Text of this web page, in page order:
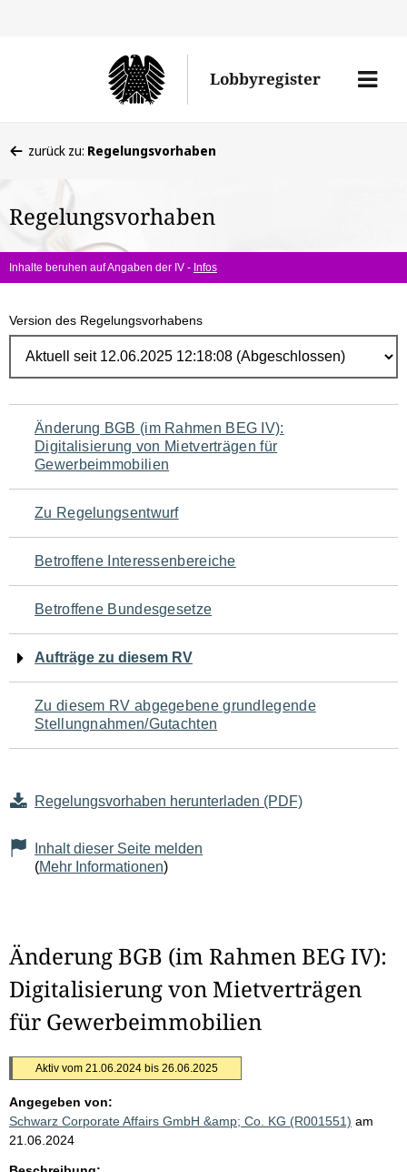
Lobbyregister
Menü
befinden
hier:
zurück zu: Regelungsvorhaben
Regelungsvorhaben
Inhalte beruhen auf Angaben der IV - Infos
Version des Regelungsvorhabens
Navigation
für
den
Seiteninhalt
Änderung BGB (im Rahmen BEG IV):
Digitalisierung von Mietverträgen für
Gewerbeimmobilien
Zu Regelungsentwurf
Betroffene Interessenbereiche
Betroffene Bundesgesetze
Aufträge zu diesem RV
Zu diesem RV abgegebene grundlegende
Stellungnahmen/Gutachten
Regelungsvorhaben herunterladen (PDF)
Inhalt dieser Seite melden
(Mehr Informationen)
Änderung BGB (im Rahmen BEG IV):
Digitalisierung von Mietverträgen
für Gewerbeimmobilien
Aktiv vom 21.06.2024 bis 26.06.2025
Angegeben von:
Schwarz Corporate Affairs GmbH &amp; Co. KG (R001551) am
21.06.2024